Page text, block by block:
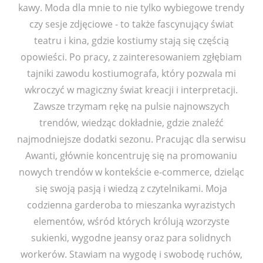
kawy. Moda dla mnie to nie tylko wybiegowe trendy
czy sesje zdjęciowe - to także fascynujący świat
teatru i kina, gdzie kostiumy stają się częścią
opowieści. Po pracy, z zainteresowaniem zgłębiam
tajniki zawodu kostiumografa, który pozwala mi
wkroczyć w magiczny świat kreacji i interpretacji.
Zawsze trzymam rękę na pulsie najnowszych
trendów, wiedząc dokładnie, gdzie znaleźć
najmodniejsze dodatki sezonu. Pracując dla serwisu
Awanti, głównie koncentruję się na promowaniu
nowych trendów w kontekście e-commerce, dzieląc
się swoją pasją i wiedzą z czytelnikami. Moja
codzienna garderoba to mieszanka wyrazistych
elementów, wśród których królują wzorzyste
sukienki, wygodne jeansy oraz para solidnych
workerów. Stawiam na wygodę i swobodę ruchów,